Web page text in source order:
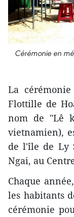
Cérémonie en
La
Flottille de
nom de "Lê
vietnamien),
de l'île de Ly
Ngai, au
Chaque
les habitants
cérémonie